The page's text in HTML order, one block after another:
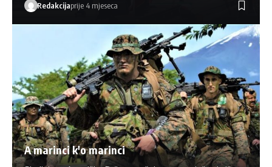
Redakcijaprije 4 mjeseca
A marinci k'o marinci